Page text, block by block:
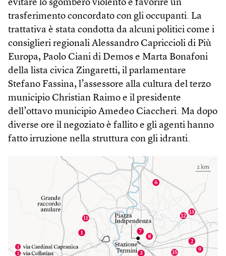
evitare lo sgombero violento e favorire un
trasferimento concordato con gli occupanti. La
trattativa è stata condotta da alcuni politici come i
consiglieri regionali Alessandro Capriccioli di Più
Europa, Paolo Ciani di Demos e Marta Bonafoni
della lista civica Zingaretti, il parlamentare
Stefano Fassina, l’assessore alla cultura del terzo
municipio Christian Raimo e il presidente
dell’ottavo municipio Amedeo Ciaccheri. Ma dopo
diverse ore il negoziato è fallito e gli agenti hanno
fatto irruzione nella struttura con gli idranti.